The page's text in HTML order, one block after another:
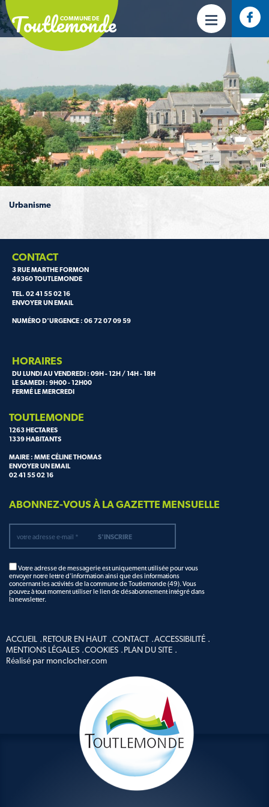
COMMUNE DE
Toutlemonde
Urbanisme
CONTACT
3 RUE MARTHE FORMON
49360 TOUTLEMONDE
TEL. 02 41 55 02 16
ENVOYER UN EMAIL
NUMÉRO D'URGENCE : 06 72 07 09 59
HORAIRES
DU LUNDI AU VENDREDI : 09H - 12H / 14H - 18H
LE SAMEDI : 9H00 - 12H00
FERMÉ LE MERCREDI
TOUTLEMONDE
1263 HECTARES
1339 HABITANTS
MAIRE : MME CÉLINE THOMAS
ENVOYER UN EMAIL
02 41 55 02 16
ABONNEZ-VOUS À LA GAZETTE MENSUELLE
Votre adresse de messagerie est uniquement utilisée pour vous
envoyer notre lettre d'information ainsi que des informations
concernant les activités de la commune de Toutlemonde (49). Vous
pouvez à tout moment utiliser le lien de désabonnement intégré dans
la newsletter.
ACCUEIL RETOUR EN HAUT CONTACT ACCESSIBILITÉ
MENTIONS LÉGALES COOKIES
PLAN DU SITE
Réalisé par monclocher.com